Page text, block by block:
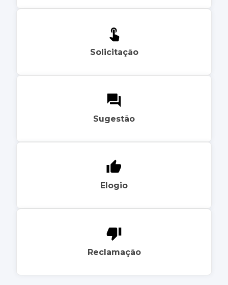
Solicitação
Sugestão
Elogio
Reclamação